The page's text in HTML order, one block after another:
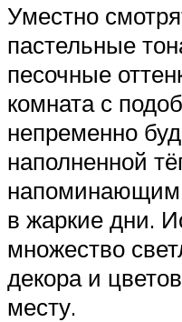
Уместно
пастельные
песочные
комната с
непременно
наполненной
напоминающим
в жаркие дни.
множество
декора и
месту.